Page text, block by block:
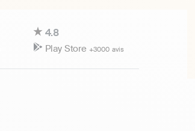
4.8
Play Store +3000 avis